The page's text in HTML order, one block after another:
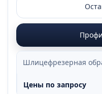
Шлицефрезерная
Цены по запросу